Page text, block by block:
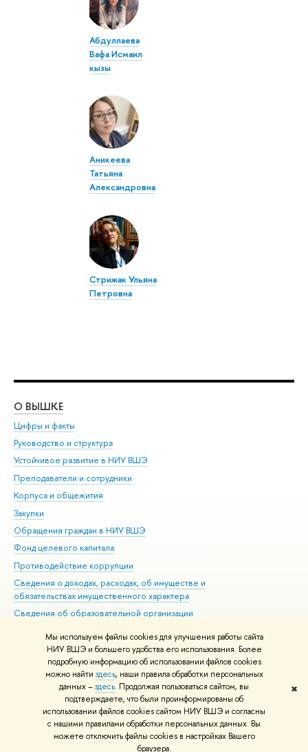
Мы используем файлы cookies для улучшения работы сайта
НИУ ВШЭ и большего удобства его использования. Более
подробную информацию об использовании файлов cookies
можно найти здесь, наши правила обработки персональных
данных –здесь. Продолжая пользоваться сайтом, вы
подтверждаете, что были проинформированы об
использовании файлов cookies сайтом НИУ ВШЭ и согласны
с нашими правилами обработки персональных данных. Вы
можете отключить файлы cookies в настройках Вашего
браузера.
✖
Абдуллаева
Вафа Исмаил
кызы
Аникеева
Татьяна
Александровна
Стрижак Ульяна
Петровна
О ВЫШКЕ
Цифры и факты
Руководство и структура
Устойчивое развитие в НИУ ВШЭ
Преподаватели и сотрудники
Корпуса и общежития
Закупки
Обращения граждан в НИУ ВШЭ
Фонд целевого капитала
Противодействие коррупции
Сведения о доходах, расходах, об имуществе и
обязательствах имущественного характера
Сведения об образовательной организации
Людям с ограниченными возможностями здоровья
Единая платежная страница
Работа в Вышке
© НИУ ВШЭ 1993–2026 Адреса и контакты Условия использования
материалов Политика конфиденциальности Карта сайта
Шрифты HSE Sans и HSE Slab разработаны вШколе дизайна НИУ ВШЭ